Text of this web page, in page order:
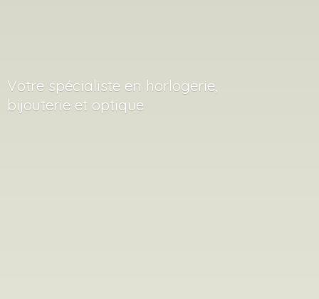
Votre spécialiste en horlogerie,
bijouterie et optique